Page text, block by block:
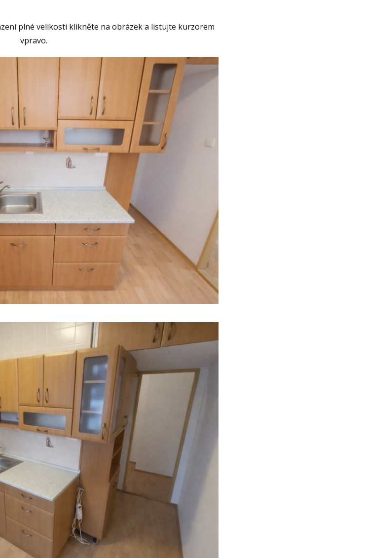
plné velikosti klikněte na obrázek a listujte kurzorem
vpravo.